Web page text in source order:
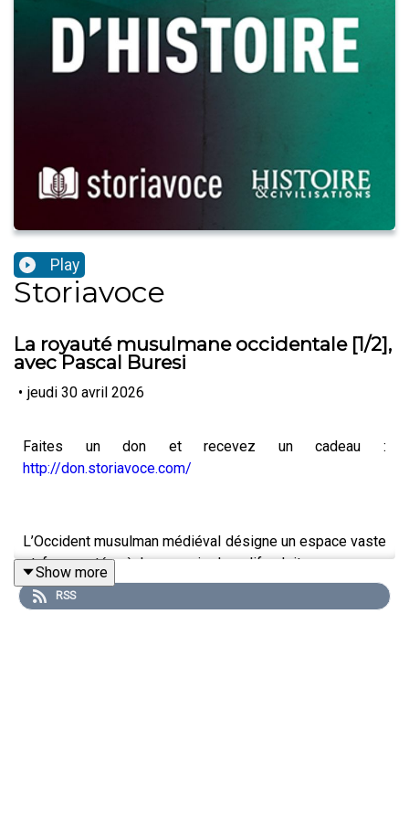
Play
Storiavoce
La royauté musulmane occidentale [1/2],
avec Pascal Buresi
• jeudi 30 avril 2026
Faites un don et recevez un cadeau :
http://don.storiavoce.com/
L’Occident musulman médiéval désigne un espace vaste
et fragmenté, où le pouvoir du calife doit sans cesse
s’inventer pour gouverner des territoires et des
populations très divers. La royauté y combine autorité
Show more
RSS